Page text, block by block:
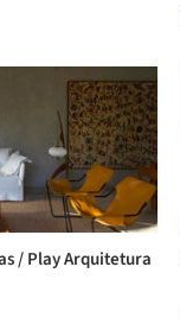
/ Play Arquitetura